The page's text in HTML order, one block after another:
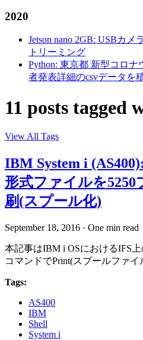
2020
Jetson nano 2GB: USBカメ
トリーミング
Python: 東京都 新型コロ
者発表詳細のcsvデータを
11 posts tagged
View All Tags
IBM System i
形式ファイルを
刷(スプール化)
September 18, 2016 · One min read
本記事はIBM i OSにおけるIFS
コマンドでPrint(スプールファイ
Tags:
AS400
IBM
Shell
System i